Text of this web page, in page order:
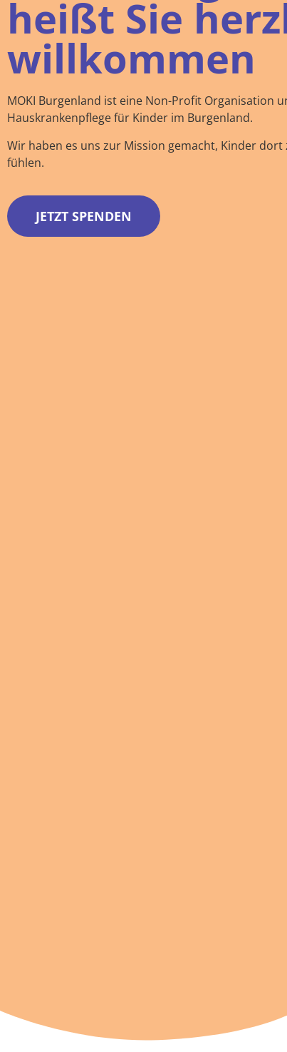
heißt Sie
willkommen
MOKI Burgenland ist eine Non-Profit Organisation
Hauskrankenpflege für Kinder im Burgenland.
Wir haben es uns zur Mission gemacht, Kinder dort
fühlen.
JETZT SPENDEN